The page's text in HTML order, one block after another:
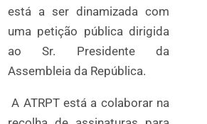
está a ser dinamizada com
uma petição pública dirigida
ao Sr. Presidente da
Assembleia da República.
A ATRPT está a colaborar na